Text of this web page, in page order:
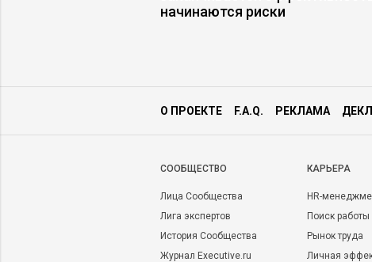
начинаются риски
О ПРОЕКТЕ F.A.Q. РЕКЛАМА
CООБЩЕСТВО
Лица Сообщества
Лига экспертов
История Сообщества
Журнал Executive.ru
КАРЬЕРА
HR-
Поиск работы
Рынок труда
Личная